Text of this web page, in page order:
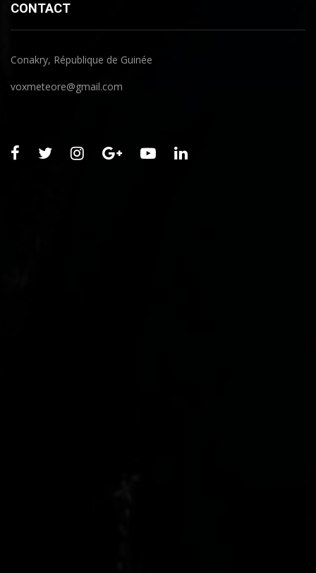
CONTACT
Conakry, République de Guinée
voxmeteore@gmail.com